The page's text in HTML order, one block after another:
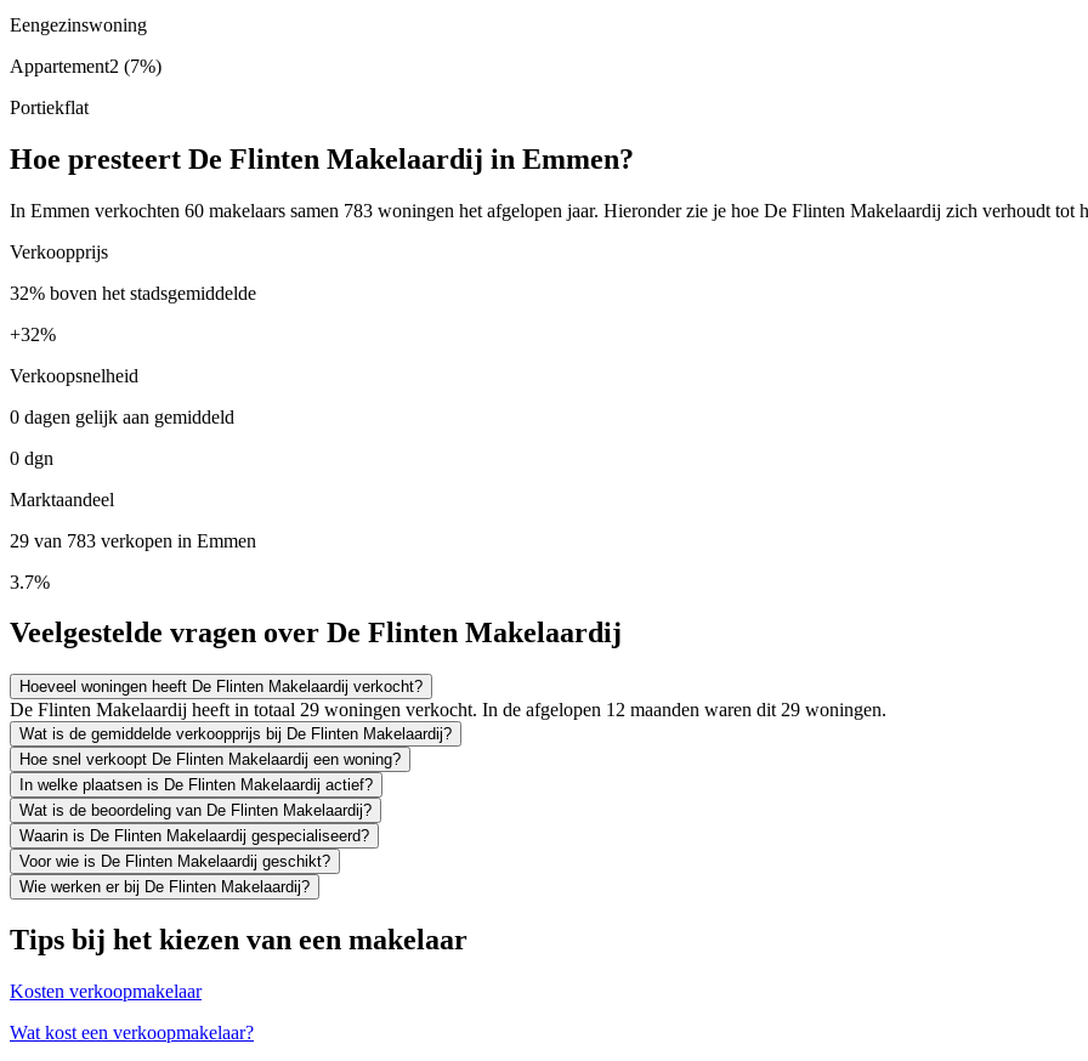
Eengezinswoning
Appartement2 (7%)
Portiekflat
Hoe presteert De Flinten Makelaardij in Emmen?
In Emmen verkochten 60 makelaars samen 783 woningen het afgelopen jaar. Hieronder zie je hoe De Flinten Makelaardij zich verhoudt tot
Verkoopprijs
32% boven het stadsgemiddelde
+32%
Verkoopsnelheid
0 dagen gelijk aan gemiddeld
0 dgn
Marktaandeel
29 van 783 verkopen in Emmen
3.7%
Veelgestelde vragen over De Flinten Makelaardij
Hoeveel woningen heeft De Flinten Makelaardij verkocht?
De Flinten Makelaardij heeft in totaal 29 woningen verkocht. In de afgelopen 12 maanden waren dit 29 woningen.
Wat is de gemiddelde verkoopprijs bij De Flinten Makelaardij?
Hoe snel verkoopt De Flinten Makelaardij een woning?
In welke plaatsen is De Flinten Makelaardij actief?
Wat is de beoordeling van De Flinten Makelaardij?
Waarin is De Flinten Makelaardij gespecialiseerd?
Voor wie is De Flinten Makelaardij geschikt?
Wie werken er bij De Flinten Makelaardij?
Tips bij het kiezen van een makelaar
Kosten verkoopmakelaar
Wat kost een verkoopmakelaar?